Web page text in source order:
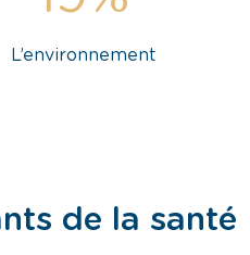
L’environnement
de la santé